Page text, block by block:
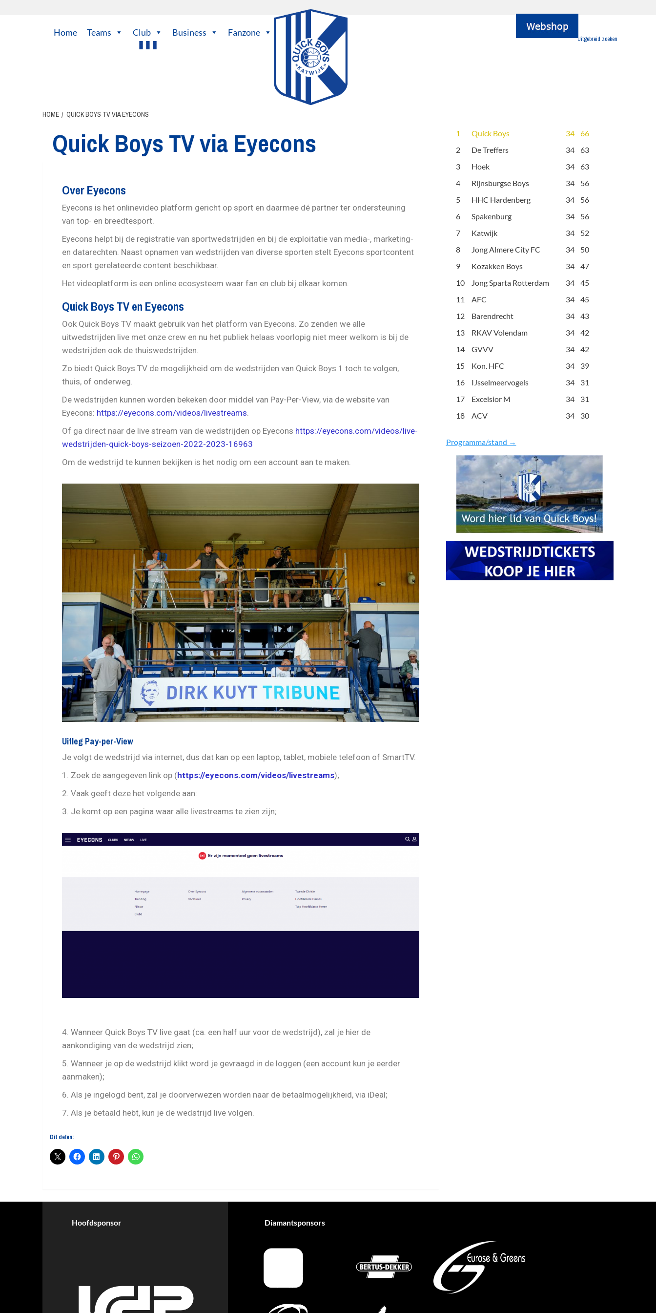
Home Teams Club Business Fanzone
Uitgebreid zoeken
HOME QUICK BOYS TV VIA EYECONS
Quick Boys TV via Eyecons
Over Eyecons
Eyecons is het onlinevideo platform gericht op sport en daarmee dé partner ter ondersteuning
van top- en breedtesport.
Eyecons helpt bij de registratie van sportwedstrijden en bij de exploitatie van media-, marketing-
en datarechten. Naast opnamen van wedstrijden van diverse sporten stelt Eyecons sportcontent
en sport gerelateerde content beschikbaar.
Het videoplatform is een online ecosysteem waar fan en club bij elkaar komen.
Quick Boys TV en Eyecons
Ook Quick Boys TV maakt gebruik van het platform van Eyecons. Zo zenden we alle
uitwedstrijden live met onze crew en nu het publiek helaas voorlopig niet meer welkom is bij de
wedstrijden ook de thuiswedstrijden.
Zo biedt Quick Boys TV de mogelijkheid om de wedstrijden van Quick Boys 1 toch te volgen,
thuis, of onderweg.
De wedstrijden kunnen worden bekeken door middel van Pay-Per-View, via de website van
Eyecons: https://eyecons.com/videos/livestreams.
Of ga direct naar de live stream van de wedstrijden op Eyecons https://eyecons.com/videos/live-
wedstrijden-quick-boys-seizoen-2022-2023-16963
Om de wedstrijd te kunnen bekijken is het nodig om een account aan te maken.
Uitleg Pay-per-View
Je volgt de wedstrijd via internet, dus dat kan op een laptop, tablet, mobiele telefoon of SmartTV.
1. Zoek de aangegeven link op (https://eyecons.com/videos/livestreams);
2. Vaak geeft deze het volgende aan:
3. Je komt op een pagina waar alle livestreams te zien zijn;
4. Wanneer Quick Boys TV live gaat (ca. een half uur voor de wedstrijd), zal je hier de
aankondiging van de wedstrijd zien;
5. Wanneer je op de wedstrijd klikt word je gevraagd in de loggen (een account kun je eerder
aanmaken);
6. Als je ingelogd bent, zal je doorverwezen worden naar de betaalmogelijkheid, via iDeal;
7. Als je betaald hebt, kun je de wedstrijd live volgen.
Dit delen:
1 Quick Boys 34
66
2
De Treffers 34
63
3
Hoek 34
63
4
Rijnsburgse Boys 34
56
5
HHC Hardenberg 34
56
6
Spakenburg 34
56
7
Katwijk 34
52
8
Jong Almere City FC 34
50
9
Kozakken Boys 34
47
10
Jong Sparta Rotterdam 34
45
11
AFC 34
45
12
Barendrecht 34
43
13
RKAV Volendam 34
42
14
GVVV 34
42
15
Kon. HFC 34
39
16
IJsselmeervogels 34
31
17
Excelsior M 34
31
18
ACV 34 30
Programma/stand →
Hoofdsponsor Diamantsponsors